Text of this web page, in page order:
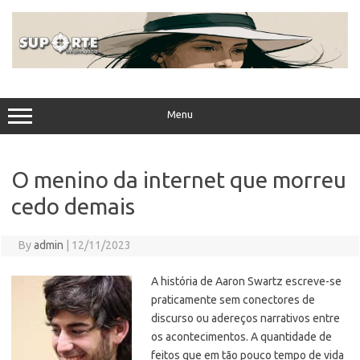
Menu
O menino da internet que morreu
cedo demais
Byadmin 12/11/2023
A história de Aaron Swartz escreve-se
praticamente sem conectores de
discurso ou adereços narrativos entre
os acontecimentos. A quantidade de
feitos que em tão pouco tempo de vida